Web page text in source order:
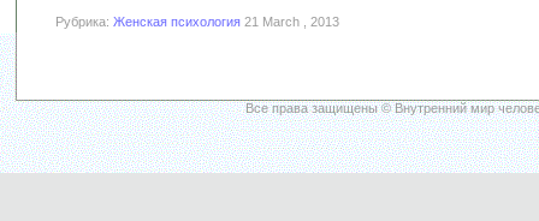
Рубрика: Женская психология 21 March , 2013
Все права защищены © Внутренний мир